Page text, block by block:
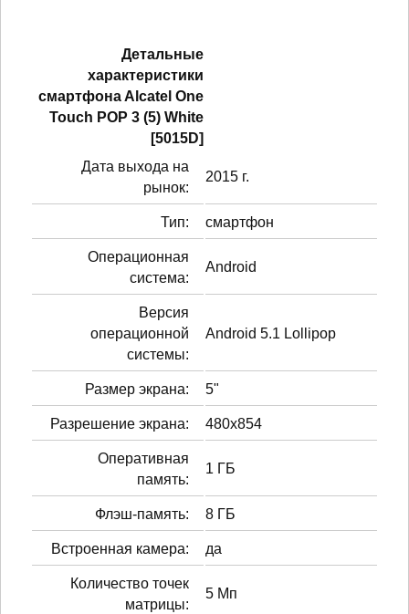
Детальные
характеристики
смартфонa Alcatel One
Touch POP 3 (5) White
[5015D]
Дата выхода на
рынок:
2015 г.
Тип: смартфон
Операционная
система:
Android
Версия
операционной
системы:
Android 5.1 Lollipop
Размер экрана: 5"
Разрешение экрана: 480x854
Оперативная
память:
1 ГБ
Флэш-память: 8 ГБ
Встроенная камера: да
Количество точек
матрицы:
5 Мп